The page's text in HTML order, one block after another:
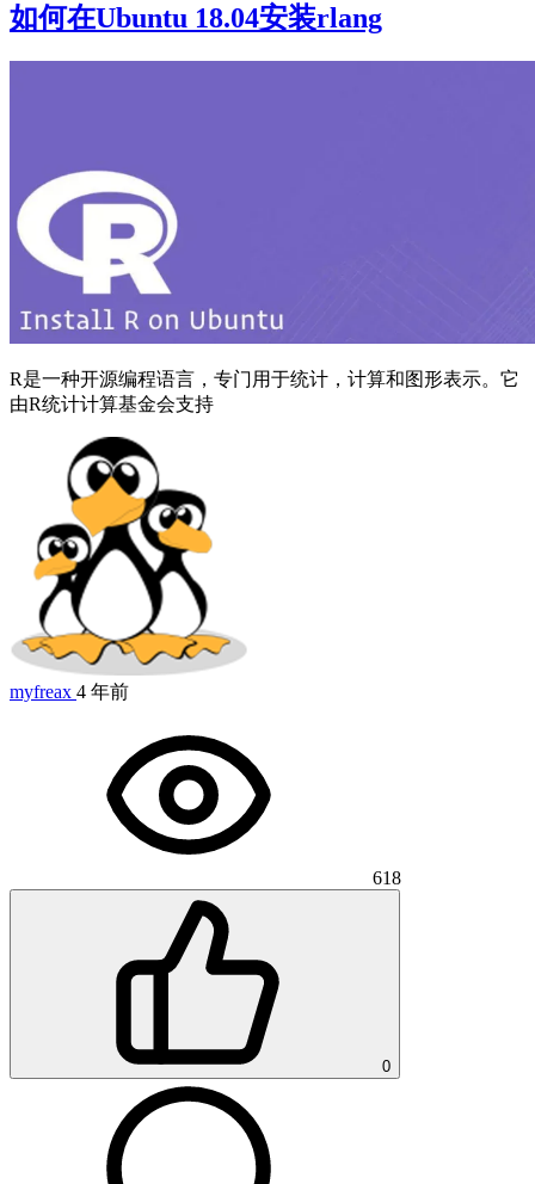
如何在Ubuntu 18.04安装rlang
R是一种开源编程语言，专门用于统计，计算和图形表示。它
由R统计计算基金会支持
myfreax 4 年前
618
0